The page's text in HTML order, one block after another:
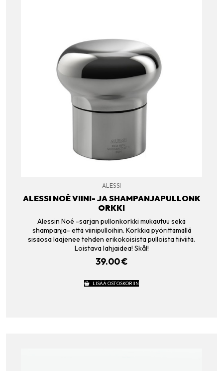
ALESSI
ALESSI NOÈ VIINI- JA SHAMPANJAPULLONK
ORKKI
Alessin Noé -sarjan pullonkorkki mukautuu sekä
shampanja- että viinipulloihin. Korkkia pyörittämällä
sisäosa laajenee tehden erikokoisista pulloista tiiviitä.
Loistava lahjaidea! Skål!
39.00€
LISÄÄ OSTOSKORIIN